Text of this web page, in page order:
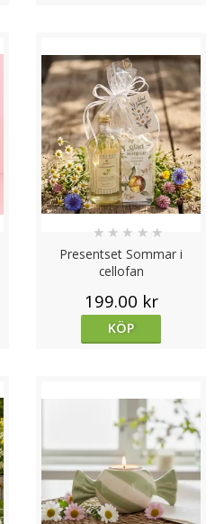
Presentset Sommar i
cellofan
★ ★ ★ ★ ★
199.00 kr
KÖP